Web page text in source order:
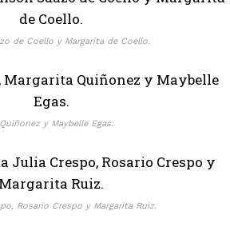
de Coello y Margarita de Coello.
y Maybelle Egas.
Rosario Crespo y Margarita Ruiz.